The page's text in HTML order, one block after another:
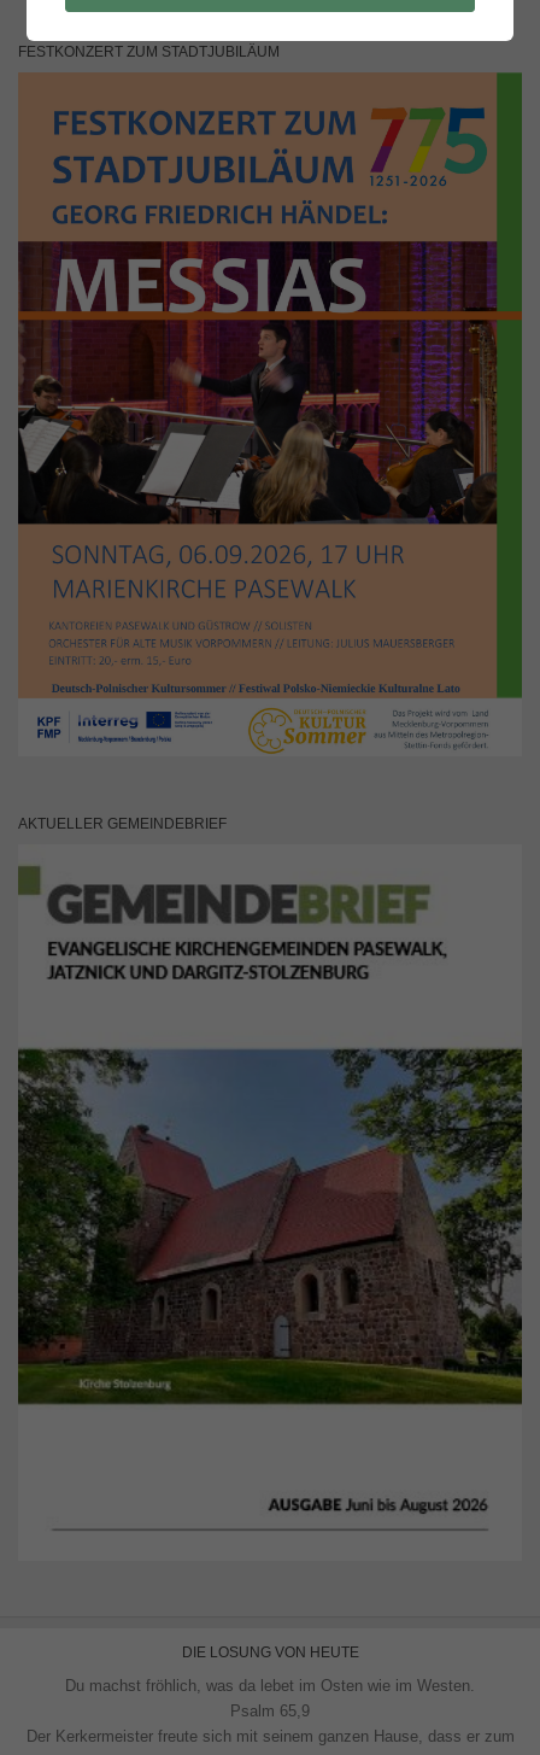
FESTKONZERT ZUM STADTJUBILÄUM
AKTUELLER GEMEINDEBRIEF
DIE LOSUNG VON HEUTE
Du machst fröhlich, was da lebet im Osten wie im Westen.
Psalm 65,9
Der Kerkermeister freute sich mit seinem ganzen Hause, dass er zum